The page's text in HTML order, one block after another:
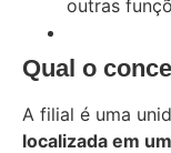
outras
Qual o
A filial é uma
localizada em